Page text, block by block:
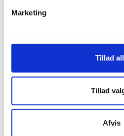
Marketing
Tillad
Tillad
Afvis
stærkt, og på den anden, at
idrætsdeltagelse er en stor
særlig opmærksomhed. Det
organiserede idræt evne til
som matcher de stressede
sagde Søren Riiskjær, der er
revolution' i idrætsmønsteret,
Riiskjær mente, at
er kommet en langt større